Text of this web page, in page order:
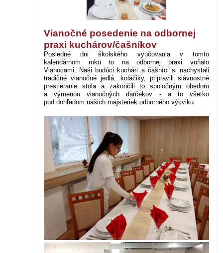
Vianočné posedenie na odbornej
praxi kuchárov/čašníkov
Posledné dni školského vyučovania v tomto
kalendárnom roku to na odbornej praxi voňalo
Vianocami. Naši budúci kuchári a čašníci si nachystali
tradičné vianočné jedlá, koláčiky, pripravili slávnostné
prestieranie stola a zakončili to spoločným obedom
a výmenou vianočných darčekov - a to všetko
pod dohľadom našich majsteriek odborného výcviku.